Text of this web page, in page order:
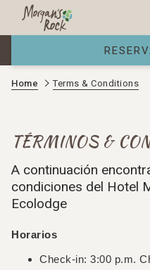
Home Terms & Conditions
TÉRMINOS &
A continuación
condiciones del Hotel
Ecolodge
Horarios
Check-in: 3:00 p.m.